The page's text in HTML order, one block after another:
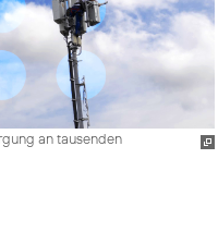
an tausenden